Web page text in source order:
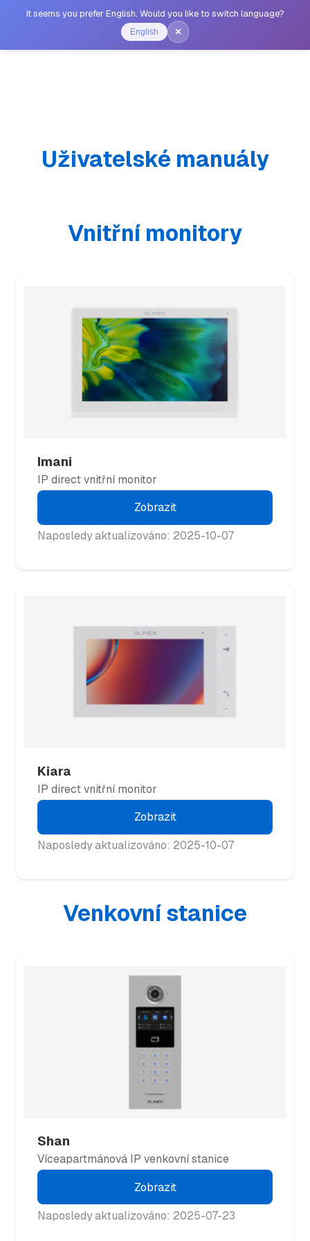
It seems you prefer English. Would you like to switch language?
English ×
Uživatelské manuály
Vnitřní monitory
Imani
IP direct vnitřní monitor
Zobrazit
Naposledy aktualizováno: 2025-10-07
Kiara
IP direct vnitřní monitor
Zobrazit
Naposledy aktualizováno: 2025-10-07
Venkovní stanice
Shan
Víceapartmánová IP venkovní stanice
Zobrazit
Naposledy aktualizováno: 2025-07-23